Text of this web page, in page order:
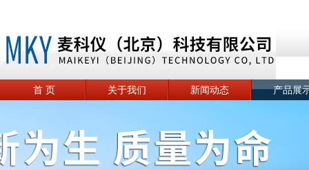
首 页 关于我们 新闻动态 产品展